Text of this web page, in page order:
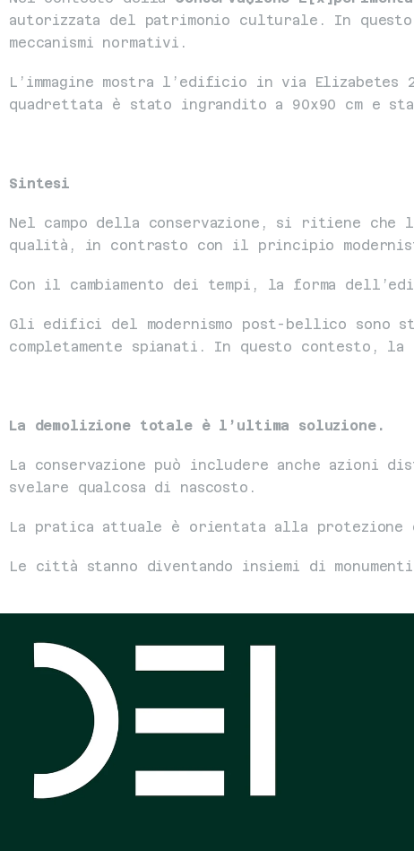
autorizzata del patrimonio culturale. In
meccanismi normativi.
L’immagine mostra l’edificio in via
quadrettata è stato ingrandito a 90x90 cm e
Sintesi
Nel campo della conservazione, si ritiene
qualità, in contrasto con il principio
Con il cambiamento dei tempi, la forma
Gli edifici del modernismo post-bellico sono
completamente spianati. In questo contesto, la
La demolizione totale è l’ultima soluzione.
La conservazione può includere anche azioni
svelare qualcosa di nascosto.
La pratica attuale è orientata alla protezione
Le città stanno diventando insiemi di